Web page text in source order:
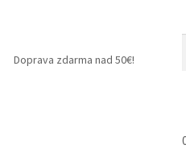
Doprava zdarma nad 50€!